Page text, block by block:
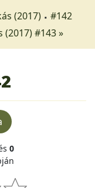
(2017)
#142
(2017) #143 »
0